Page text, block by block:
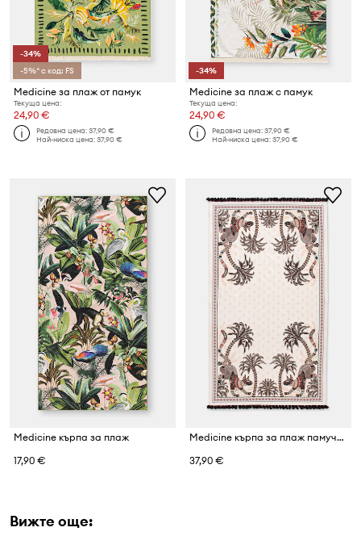
-34%
-5%* с код: FS
Medicine за плаж от памук
Текуща цена:
24,90 €
Редовна цена:37,90 €
Най-ниска цена:37,90 €
-34%
Medicine за плаж с памук
Текуща цена:
24,90 €
Редовна цена:37,90 €
Най-ниска цена:37,90 €
Medicine кърпа за плаж
17,90 €
Medicine кърпа за плаж памучна
37,90 €
Вижте още: